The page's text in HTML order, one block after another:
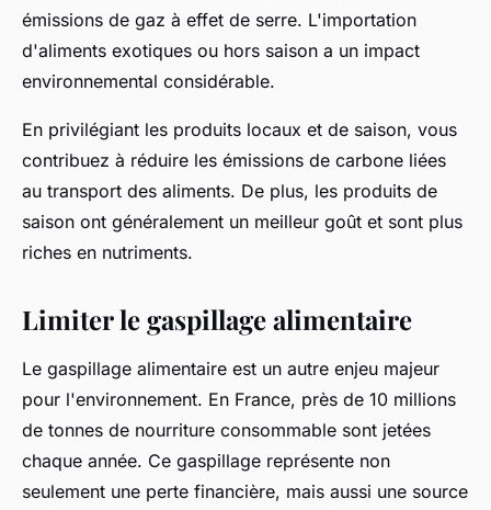
émissions de gaz à effet de serre. L'importation
d'aliments exotiques ou hors saison a un impact
environnemental considérable.
En privilégiant les produits locaux et de saison, vous
contribuez à réduire les émissions de carbone liées
au transport des aliments. De plus, les produits de
saison ont généralement un meilleur goût et sont plus
riches en nutriments.
Limiter le gaspillage alimentaire
Le gaspillage alimentaire est un autre enjeu majeur
pour l'environnement. En France, près de 10 millions
de tonnes de nourriture consommable sont jetées
chaque année. Ce gaspillage représente non
seulement une perte financière, mais aussi une source